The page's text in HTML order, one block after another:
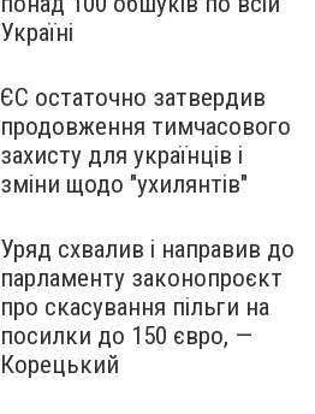
Україні
ЄС остаточно затвердив
продовження тимчасового
захисту для українців і
зміни щодо "ухилянтів"
Уряд схвалив і направив до
парламенту законопроєкт
про скасування пільги на
посилки до 150 євро, —
Корецький